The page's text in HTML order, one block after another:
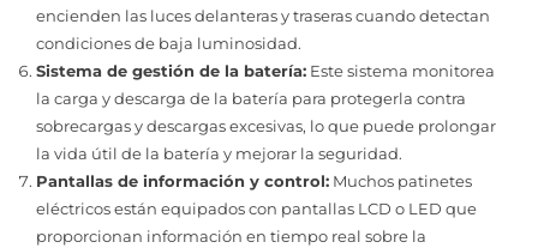
encienden las luces delanteras y traseras cuando detectan
condiciones de baja luminosidad.
Sistema de gestión de la batería: Este sistema monitorea
la carga y descarga de la batería para protegerla contra
sobrecargas y descargas excesivas, lo que puede prolongar
la vida útil de la batería y mejorar la seguridad.
Pantallas de información y control: Muchos patinetes
eléctricos están equipados con pantallas LCD o LED que
proporcionan información en tiempo real sobre la